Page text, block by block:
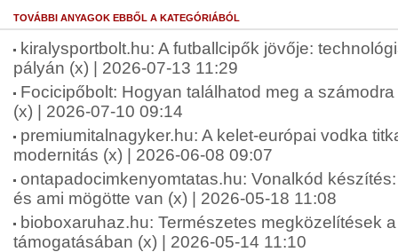
TOVÁBBI ANYAGOK EBBŐL A KATEGÓRIÁBÓL
kiralysportbolt.hu: A futballcipők jövője:
pályán (x) | 2026-07-13 11:29
Focicipőbolt: Hogyan találhatod meg a
(x) | 2026-07-10 09:14
premiumitalnagyker.hu: A kelet-európai vodka
modernitás (x) | 2026-06-08 09:07
ontapadocimkenyomtatas.hu: Vonalkód
és ami mögötte van (x) | 2026-05-18 11:08
bioboxaruhaz.hu: Természetes megközelítések
támogatásában (x) | 2026-05-14 11:10